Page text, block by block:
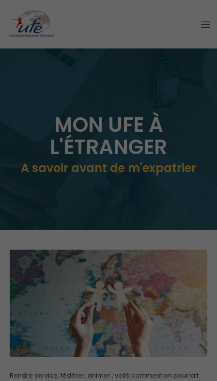
MON UFE À
L'ÉTRANGER
A savoir avant de m'expatrier
Rendre service, fédérer, animer : voilà comment on pourrait